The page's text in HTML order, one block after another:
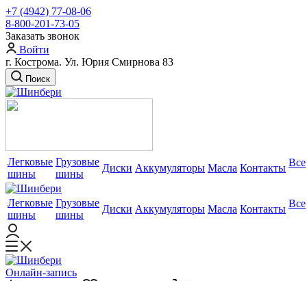
+7 (4942) 77-08-06
8-800-201-73-05
Заказать звонок
Войти
г. Кострома. Ул. Юрия Смирнова 83
Поиск
Легковые
шины
Грузовые
шины
Диски Аккумуляторы Масла Контакты Все
Легковые
шины
Грузовые
шины
Диски Аккумуляторы Масла Контакты Все
Онлайн-запись